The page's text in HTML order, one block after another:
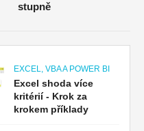
stupně
EXCEL, VBA A POWER BI
Excel shoda více
kritérií - Krok za
krokem příklady